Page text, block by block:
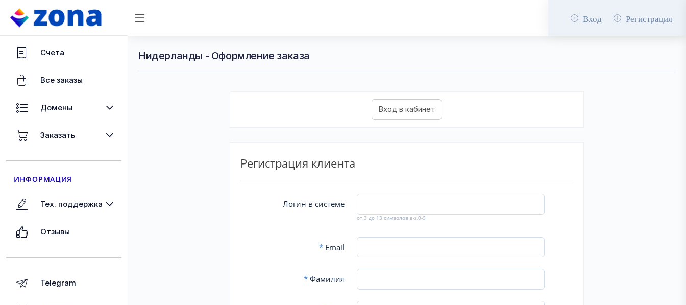
Вход Регистрация
Счета
Все заказы
Домены
Заказать
ИНФОРМАЦИЯ
Тех. поддержка
Отзывы
Telegram
Нидерланды - Оформление заказа
Регистрация клиента
Логин в системе
от 3 до 13 символов a-z,0-9
*Email
*Фамилия